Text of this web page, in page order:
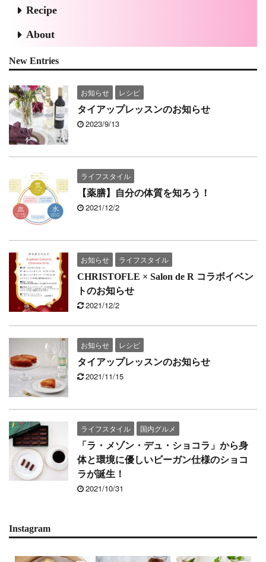
Recipe
About
New Entries
お知らせ
レシピ
タイアップレッスンのお知らせ
2023/9/13
ライフスタイル
【薬膳】自分の体質を知ろう！
2021/12/2
お知らせ
ライフスタイル
CHRISTOFLE × Salon de R コラボイベン
トのお知らせ
2021/12/2
お知らせ
レシピ
タイアップレッスンのお知らせ
2021/11/15
ライフスタイル
国内グルメ
「ラ・メゾン・デュ・ショコラ」から身
体と環境に優しいビーガン仕様のショコ
ラが誕生！
2021/10/31
Instagram